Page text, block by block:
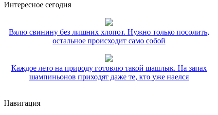
Интересное сегодня
Вялю свинину без лишних хлопот. Нужно только посолить,
остальное происходит само собой
Каждое лето на природу готовлю такой шашлык. На запах
шампиньонов приходят даже те, кто уже наелся
Навигация